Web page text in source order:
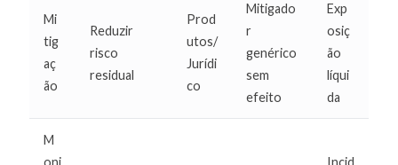
Mi
tig
aç
ão
Reduzir
risco
residual
Prod
utos/
Jurídi
co
Mitigado
r
genérico
sem
efeito
Exp
osiç
ão
líqui
da
M
oni
Incid